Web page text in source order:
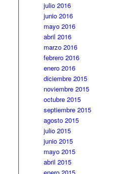
julio 2016
junio 2016
mayo 2016
abril 2016
marzo 2016
febrero 2016
enero 2016
diciembre 2015
noviembre 2015
octubre 2015
septiembre 2015
agosto 2015
julio 2015
junio 2015
mayo 2015
abril 2015